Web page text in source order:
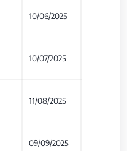
10/06/2025
10/07/2025
11/08/2025
09/09/2025